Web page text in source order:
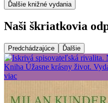
Ďalšie knižné vydania
Naši škriatkovia
Predchádzajúce Ďalšie